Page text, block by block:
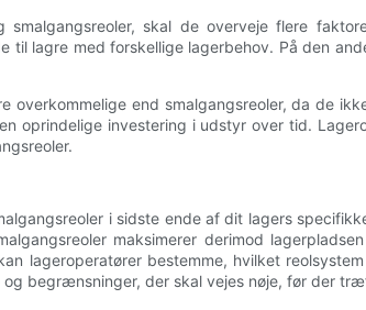
skal de overveje flere
lagre med forskellige lagerbehov. På den
overkommelige end smalgangsreoler, da de
oprindelige investering i udstyr over tid.
i sidste ende af dit lagers
maksimerer derimod
lageroperatører bestemme, hvilket
begrænsninger, der skal vejes nøje, før der